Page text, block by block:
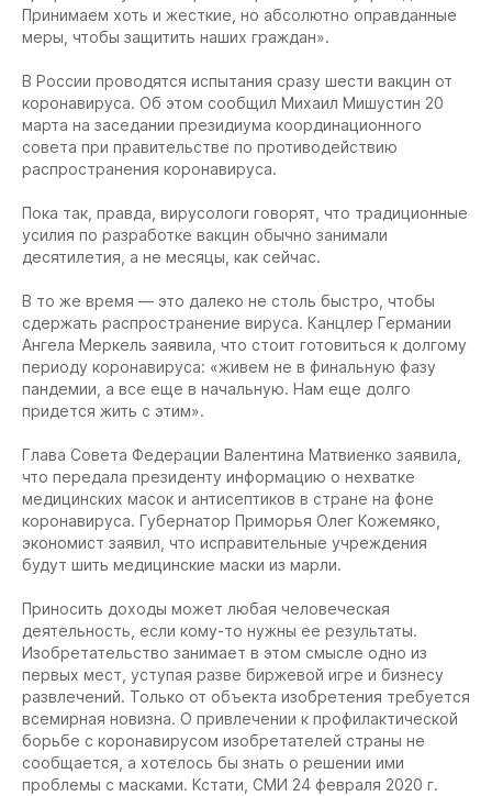
Принимаем хоть и жесткие, но абсолютно оправданные
меры, чтобы защитить наших граждан».
В России проводятся испытания сразу шести вакцин от
коронавируса. Об этом сообщил Михаил Мишустин 20
марта на заседании президиума координационного
совета при правительстве по противодействию
распространения коронавируса.
Пока так, правда, вирусологи говорят, что традиционные
усилия по разработке вакцин обычно занимали
десятилетия, а не месяцы, как сейчас.
В то же время — это далеко не столь быстро, чтобы
сдержать распространение вируса. Канцлер Германии
Ангела Меркель заявила, что стоит готовиться к долгому
периоду коронавируса: «живем не в финальную фазу
пандемии, а все еще в начальную. Нам еще долго
придется жить с этим».
Глава Совета Федерации Валентина Матвиенко заявила,
что передала президенту информацию о нехватке
медицинских масок и антисептиков в стране на фоне
коронавируса. Губернатор Приморья Олег Кожемяко,
экономист заявил, что исправительные учреждения
будут шить медицинские маски из марли.
Приносить доходы может любая человеческая
деятельность, если кому-то нужны ее результаты.
Изобретательство занимает в этом смысле одно из
первых мест, уступая разве биржевой игре и бизнесу
развлечений. Только от объекта изобретения требуется
всемирная новизна. О привлечении к профилактической
борьбе с коронавирусом изобретателей страны не
сообщается, а хотелось бы знать о решении ими
проблемы с масками. Кстати, СМИ 24 февраля 2020 г.